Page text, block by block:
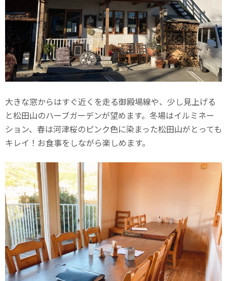
大きな窓からはすぐ近くを走る御殿場線や、少し見上げる
と松田山のハーブガーデンが望めます。冬場はイルミネー
ション、春は河津桜のピンク色に染まった松田山がとっても
キレイ！お食事をしながら楽しめます。